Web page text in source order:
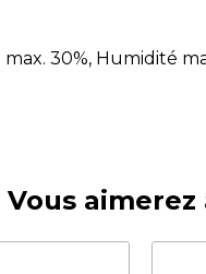
30%, Humidité
Vous aimerez